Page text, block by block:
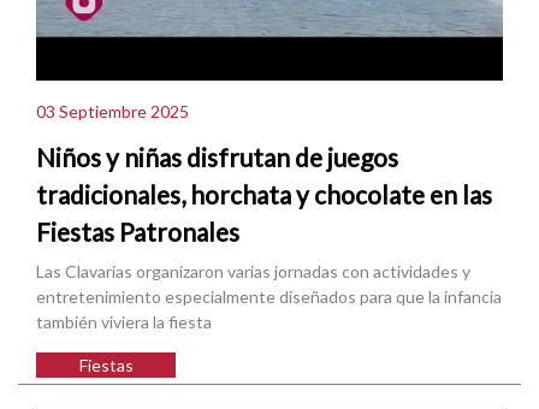
03 Septiembre 2025
Niños y niñas disfrutan de juegos
tradicionales, horchata y chocolate en las
Fiestas Patronales
Las Clavarías organizaron varias jornadas con actividades y
entretenimiento especialmente diseñados para que la infancia
también viviera la fiesta
Fiestas